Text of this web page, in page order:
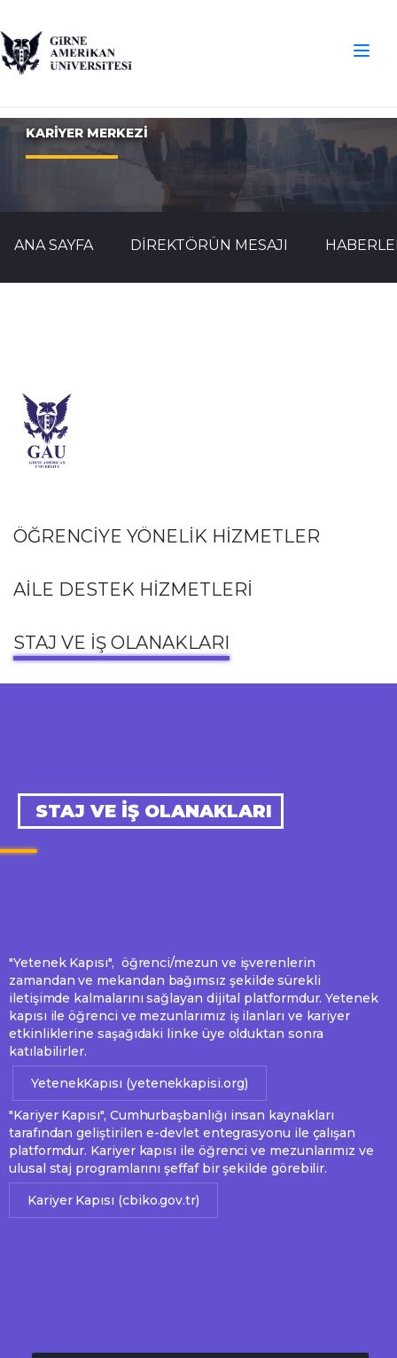
KARIYER MERKEZI
ANA SAYFA DIREKTÖRÜN MESAJI
ÖĞRENCİYE YÖNELİK HİZMETLER
AİLE DESTEK HİZMETLERİ
STAJ VE İŞ OLANAKLARI
STAJ VE İŞ OLANAKLARI
"Yetenek Kapısı", öğrenci/mezun ve işverenlerin
zamandan ve mekandan bağımsız şekilde sürekli
iletişimde kalmalarını sağlayan dijital platformdur. Yetenek
kapısı ile öğrenci ve mezunlarımız iş ilanları ve kariyer
etkinliklerine saşağıdaki linke üye olduktan sonra
katılabilirler.
YetenekKapısı (yetenekkapisi.org)
"Kariyer Kapısı", Cumhurbaşbanlığı insan kaynakları
tarafından geliştirilen e-devlet entegrasyonu ile çalışan
platformdur. Kariyer kapısı ile öğrenci ve mezunlarımız ve
ulusal staj programlarını şeffaf bir şekilde görebilir.
Kariyer Kapısı (cbiko.gov.tr)